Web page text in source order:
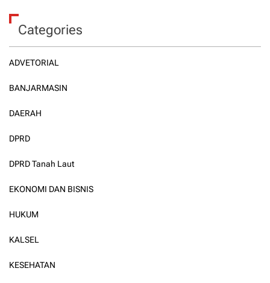
Categories
ADVETORIAL
BANJARMASIN
DAERAH
DPRD
DPRD Tanah Laut
EKONOMI DAN BISNIS
HUKUM
KALSEL
KESEHATAN